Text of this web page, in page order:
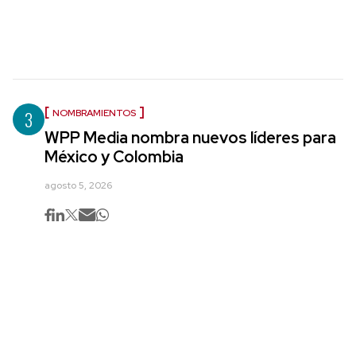
3 NOMBRAMIENTOS
WPP Media nombra nuevos líderes para
México y Colombia
agosto 5, 2026